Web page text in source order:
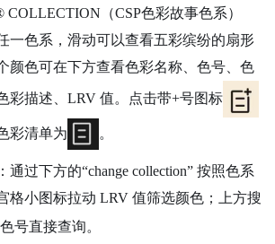
COLLECTION（CSP色彩故事色系）
一色系，滑动可以查看五彩缤纷的扇形
颜色可在下方查看色彩名称、色号、色
彩描述、LRV 值。点击带+号图标
彩清单为 。
过下方的“change collection” 按照色系
格小图标拉动 LRV 值筛选颜色；上方搜
号直接查询。